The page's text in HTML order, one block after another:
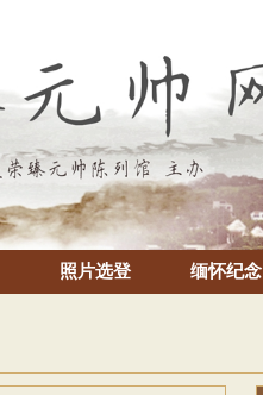
照片选登 缅怀纪念